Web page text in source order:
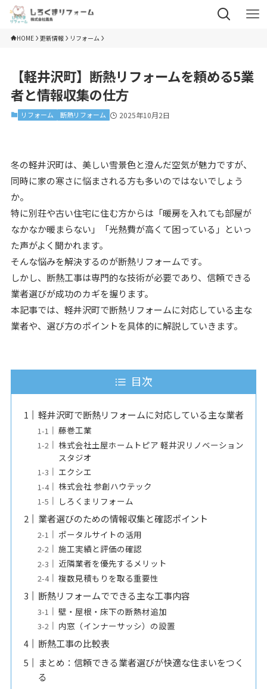
HOME 更新情報 リフォーム
【軽井沢町】断熱リフォームを頼める5業
者と情報収集の仕方
リフォーム 断熱リフォーム 2025年10月2日
冬の軽井沢町は、美しい雪景色と澄んだ空気が魅力ですが、
同時に家の寒さに悩まされる方も多いのではないでしょう
か。
特に別荘や古い住宅に住む方からは「暖房を入れても部屋が
なかなか暖まらない」「光熱費が高くて困っている」といっ
た声がよく聞かれます。
そんな悩みを解決するのが断熱リフォームです。
しかし、断熱工事は専門的な技術が必要であり、信頼できる
業者選びが成功のカギを握ります。
本記事では、軽井沢町で断熱リフォームに対応している主な
業者や、選び方のポイントを具体的に解説していきます。
目次
軽井沢町で断熱リフォームに対応している主な業者
藤巻工業
株式会社土屋ホームトピア 軽井沢リノベーション
スタジオ
エクシエ
株式会社 参創ハウテック
しろくまリフォーム
業者選びのための情報収集と確認ポイント
ポータルサイトの活用
施工実績と評価の確認
近隣業者を優先するメリット
複数見積もりを取る重要性
断熱リフォームでできる主な工事内容
壁・屋根・床下の断熱材追加
内窓（インナーサッシ）の設置
断熱工事の比較表
まとめ：信頼できる業者選びが快適な住まいをつく
る